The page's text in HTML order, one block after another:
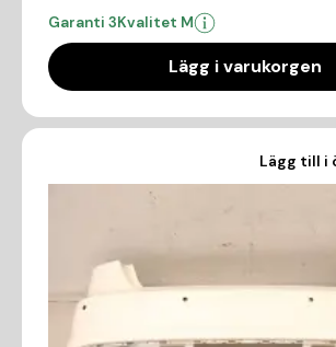
Garanti 3Kvalitet M
Lägg i varukorgen
Lägg till i